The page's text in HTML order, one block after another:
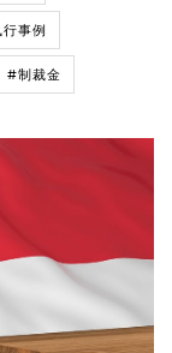
事例
#制裁金